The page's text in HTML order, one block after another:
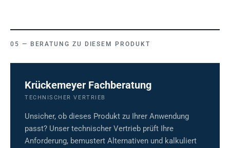
BERATUNG ZU DIESEM PRODUKT
Krückemeyer Fachberatung
TECHNISCHER VERTRIEB
Unsicher, ob dieses Produkt zu Ihrer Anwendung
passt? Unser technischer Vertrieb prüft Ihre
Anforderung, bemustert Alternativen und kalkuliert